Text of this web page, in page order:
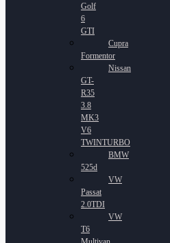
Golf
6
GTI
Cupra
Formentor
Nissan
GT-
R35
3.8
MK3
V6
TWINTURBO
BMW
525d
VW
Passat
2.0TDI
VW
T6